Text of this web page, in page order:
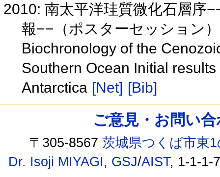
2010: 南太平洋珪質微化石層序
報−−（ポスターセッション
Biochronology of the
Southern Ocean Initial
Antarctica [Net] [Bib]
ご意見・お問い
〒305-8567茨城県つくば市東
Dr. Isoji MIYAGI, GSJ/AIST, 1-1-1-